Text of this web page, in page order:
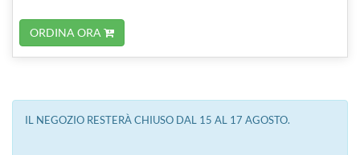
ORDINA ORA
IL NEGOZIO RESTERÀ CHIUSO DAL 15 AL 17 AGOSTO.